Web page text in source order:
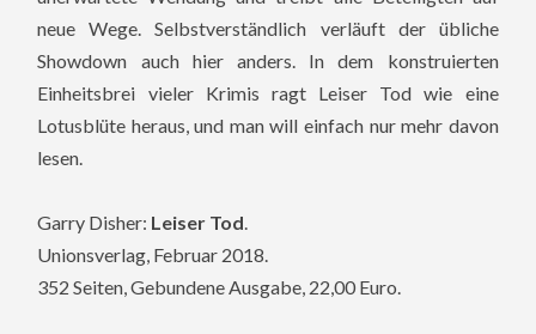
neue Wege. Selbstverständlich verläuft der übliche
Showdown auch hier anders. In dem konstruierten
Einheitsbrei vieler Krimis ragt Leiser Tod wie eine
Lotusblüte heraus, und man will einfach nur mehr davon
lesen.
Garry Disher: Leiser Tod.
Unionsverlag, Februar 2018.
352 Seiten, Gebundene Ausgabe, 22,00 Euro.